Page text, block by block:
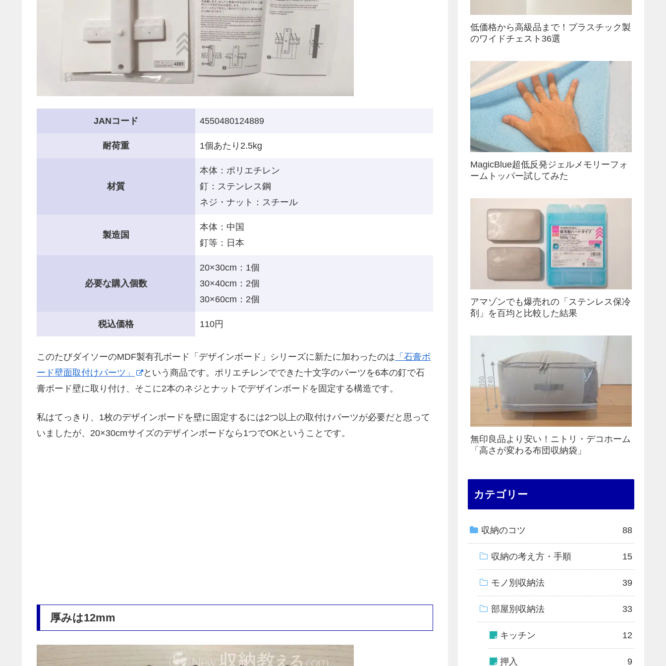
JANコード 4550480124889
耐荷重 1個あたり2.5kg
材質
本体：ポリエチレン
釘：ステンレス鋼
ネジ・ナット：スチール
製造国
本体：中国
釘等：日本
必要な購入個数
20×30cm：1個
30×40cm：2個
30×60cm：2個
税込価格 110円
このたびダイソーのMDF製有孔ボード「デザインボード」シリーズに新たに加わったのは 「石膏ボ
ード壁面取付けパーツ」
という商品です。ポリエチレンでできた十文字のパーツを6本の釘で石
膏ボード壁に取り付け、そこに2本のネジとナットでデザインボードを固定する構造です。
私はてっきり、1枚のデザインボードを壁に固定するには2つ以上の取付けパーツが必要だと思って
いましたが、20×30cmサイズのデザインボードなら1つでOKということです。
厚みは12mm
低価格から高級品まで！プラスチック製
のワイドチェスト36選
MagicBlue超低反発ジェルメモリーフォ
ームトッパー試してみた
アマゾンでも爆売れの「ステンレス保冷
剤」を百均と比較した結果
無印良品より安い！ニトリ・デコホーム
「高さが変わる布団収納袋」
カテゴリー
収納のコツ 88
収納の考え方・手順 15
モノ別収納法 39
部屋別収納法 33
キッチン 12
押入 9